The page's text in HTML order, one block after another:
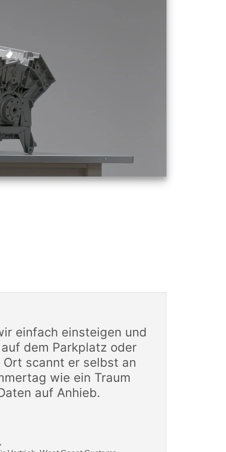
einfach einsteigen und
dem Parkplatz oder
Ort scannt er selbst an
wie ein Traum
auf Anhieb.